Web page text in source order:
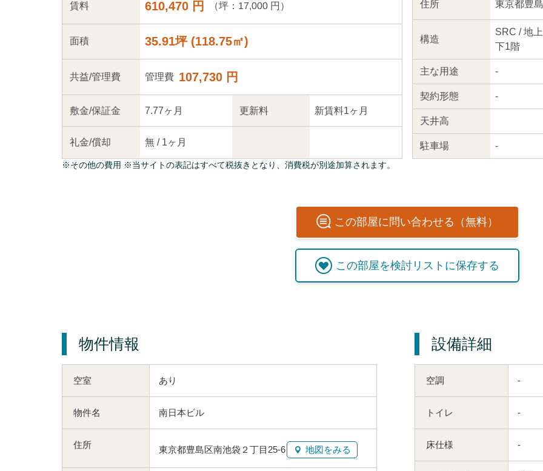
賃料 610,470 円 （坪：17,000 円）
面積 35.91坪 (118.75㎡)
共益/管理費 管理費 107,730 円
敷金/保証金 7.77ヶ月 更新料 新賃料1ヶ月
礼金/償却 無 / 1ヶ月
住所 東京都豊
構造
SRC / 地
下1階
主な用途 -
契約形態 -
天井高
駐車場 -
※その他の費用 ※当サイトの表記はすべて税抜きとなり、消費税が別途加算されます。
この部屋に問い合わせる（無料）
この部屋を検討リストに保存する
物件情報
空室 あり
物件名 南日本ビル
住所 東京都豊島区南池袋２丁目25-6 地図をみる
設備詳細
空調 -
トイレ -
床仕様 -